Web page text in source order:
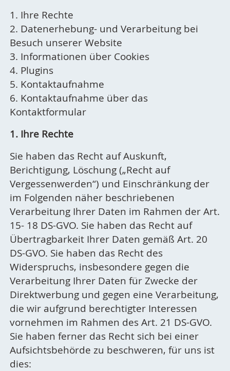
1. Ihre Rechte
2. Datenerhebung- und Verarbeitung bei
Besuch unserer Website
3. Informationen über Cookies
4. Plugins
5. Kontaktaufnahme
6. Kontaktaufnahme über das
Kontaktformular
1. Ihre Rechte
Sie haben das Recht auf Auskunft,
Berichtigung, Löschung („Recht auf
Vergessenwerden“) und Einschränkung der
im Folgenden näher beschriebenen
Verarbeitung Ihrer Daten im Rahmen der Art.
15- 18 DS-GVO. Sie haben das Recht auf
Übertragbarkeit Ihrer Daten gemäß Art. 20
DS-GVO. Sie haben das Recht des
Widerspruchs, insbesondere gegen die
Verarbeitung Ihrer Daten für Zwecke der
Direktwerbung und gegen eine Verarbeitung,
die wir aufgrund berechtigter Interessen
vornehmen im Rahmen des Art. 21 DS-GVO.
Sie haben ferner das Recht sich bei einer
Aufsichtsbehörde zu beschweren, für uns ist
dies: